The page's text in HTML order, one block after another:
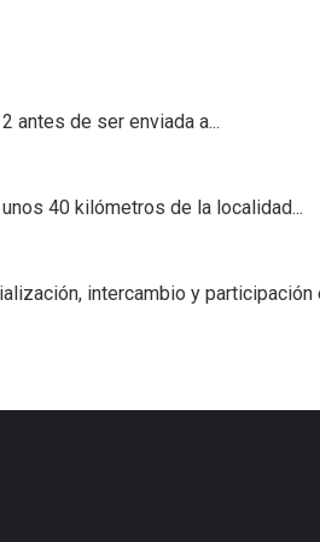
antes de ser enviada a...
40 kilómetros de la localidad...
intercambio y participación